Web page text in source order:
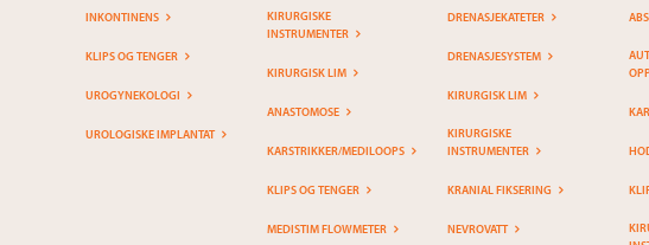
INKONTINENS
KLIPS OG TENGER
UROGYNEKOLOGI
UROLOGISKE IMPLANTAT
KIRURGISKE
INSTRUMENTER
KIRURGISK LIM
ANASTOMOSE
KARSTRIKKER/MEDILOOPS
KLIPS OG TENGER
MEDISTIM FLOWMETER
DRENASJEKATETER
DRENASJESYSTEM
KIRURGISK LIM
KIRURGISKE
INSTRUMENTER
KRANIAL FIKSERING
NEVROVATT